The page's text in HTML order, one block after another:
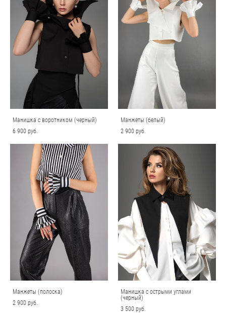
Манишка с воротником (черный)
6 900 pуб.
Манжеты (белый)
2 900 pуб.
Манжеты (полоска)
2 900 pуб.
Манишка с острыми углами
(черный)
3 500 pуб.